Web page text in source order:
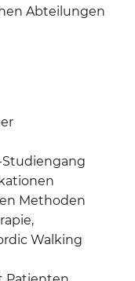
Abteilungen
Methoden
Walking